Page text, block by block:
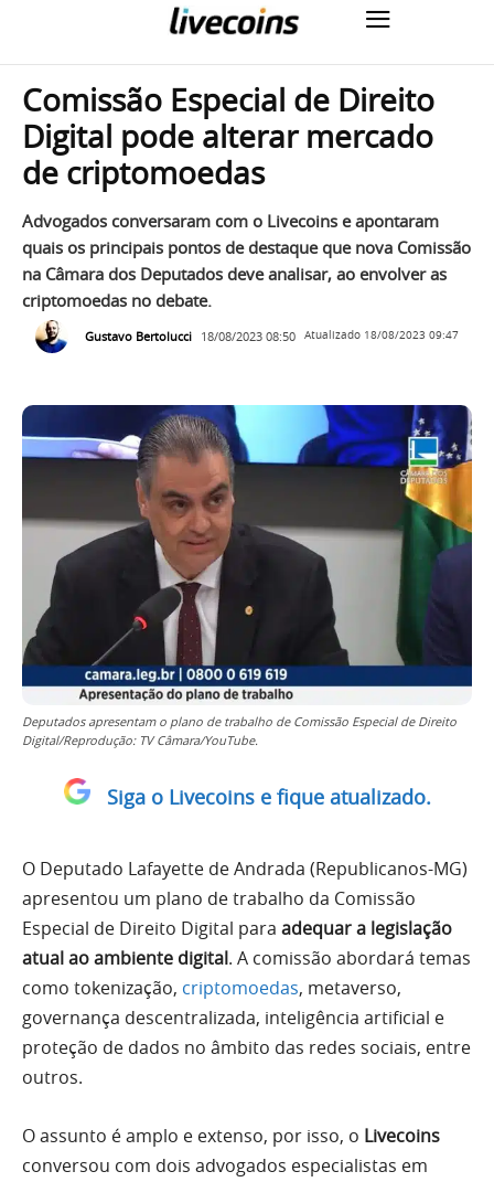
Comissão Especial de Direito
Digital pode alterar mercado
de criptomoedas
Advogados conversaram com o Livecoins e apontaram
quais os principais pontos de destaque que nova Comissão
na Câmara dos Deputados deve analisar, ao envolver as
criptomoedas no debate.
Gustavo Bertolucci 18/08/2023 08:50 Atualizado 18/08/2023 09:47
Deputados apresentam o plano de trabalho de Comissão Especial de Direito
Digital/Reprodução: TV Câmara/YouTube.
Siga o Livecoins e fique atualizado.
O Deputado Lafayette de Andrada (Republicanos-MG)
apresentou um plano de trabalho da Comissão
Especial de Direito Digital para adequar a legislação
atual ao ambiente digital. A comissão abordará temas
como tokenização, criptomoedas, metaverso,
governança descentralizada, inteligência artificial e
proteção de dados no âmbito das redes sociais, entre
outros.
O assunto é amplo e extenso, por isso, o Livecoins
conversou com dois advogados especialistas em